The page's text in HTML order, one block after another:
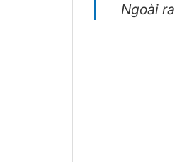
Ngoài ra